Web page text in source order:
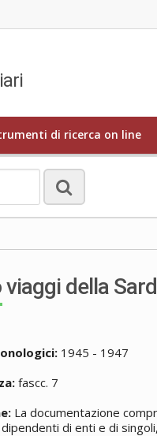
di ricerca on line
della
1945 - 1947
fascc. 7
La documentazione
di enti e di